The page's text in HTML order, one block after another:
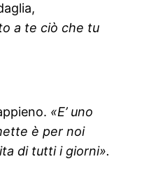
a te ciò che tu
«E’ uno
è per noi
di tutti i giorni».